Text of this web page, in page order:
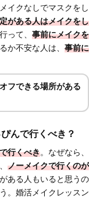
イクなしでマスクをし
がある人はメイクをし
って、 事前にメイクを
か不安な人は、 事前に
フできる場所がある
んで行くべき？
行くべき。なぜなら、
ノーメイクで行くのが
ある人もいると思うの
。婚活メイクレッスン